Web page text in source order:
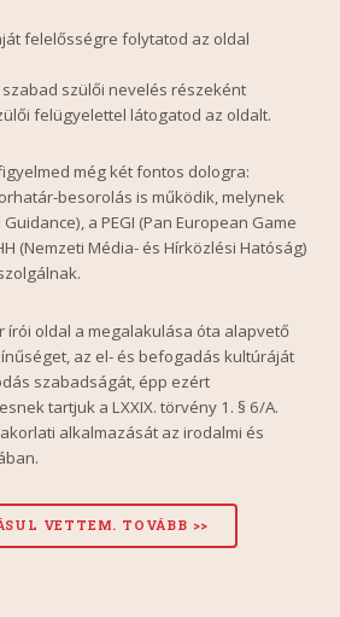
felelősségre folytatod az oldal
szülői nevelés részeként
felügyelettel látogatod az oldalt.
még két fontos dologra:
besorolás is működik, melynek
a PEGI (Pan European Game
(Nemzeti Média- és Hírközlési Hatóság)
írói oldal a megalakulása óta alapvető
az el- és befogadás kultúráját
szabadságát, épp ezért
tartjuk a LXXIX. törvény 1. § 6/A.
alkalmazását az irodalmi és